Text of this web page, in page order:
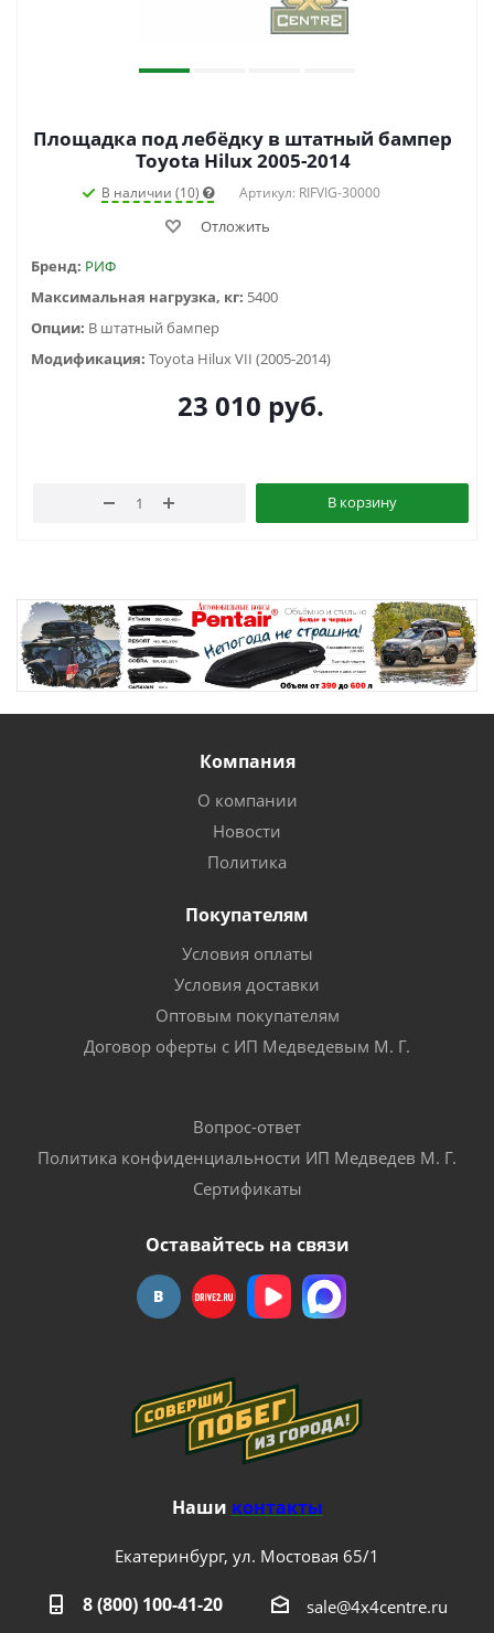
Площадка под лебёдку в штатный бампер
Toyota Hilux 2005-2014
В наличии (10) Артикул: RIFVIG-30000
Отложить
Бренд: РИФ
Максимальная нагрузка, кг: 5400
Опции: В штатный бампер
Модификация: Toyota Hilux VII (2005-2014)
23 010 руб.
В корзину
Компания
О компании
Новости
Политика
Покупателям
Условия оплаты
Условия доставки
Оптовым покупателям
Договор оферты с ИП Медведевым М. Г.
Вопрос-ответ
Политика конфиденциальности ИП Медведев М. Г.
Сертификаты
Оставайтесь на связи
Наши контакты
Екатеринбург, ул. Мостовая 65/1
8 (800) 100-41-20 sale@4x4centre.ru